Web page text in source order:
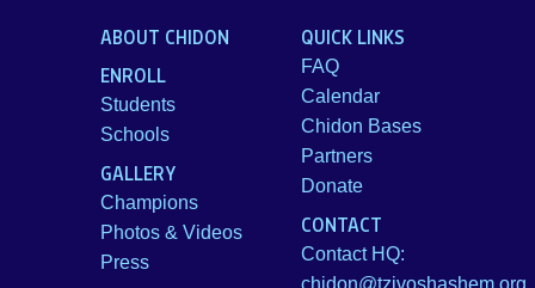
ABOUT CHIDON
ENROLL
Students
Schools
GALLERY
Champions
Photos & Videos
Press
QUICK LINKS
FAQ
Calendar
Chidon Bases
Partners
Donate
CONTACT
Contact HQ:
chidon@tzivoshashem.org